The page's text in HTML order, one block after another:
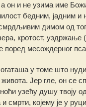
а он и не узима име
бедним, јадним
димом од
кротост, уздржање
поред месождерног
у томе што
Јер гле, он се
узећу душу твоју
смрти, којему је у